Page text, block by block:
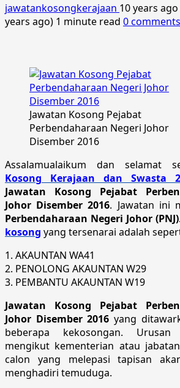
jawatankosongkerajaan 10 years
years ago) 1 minute read 0 comments
Jawatan Kosong Pejabat
Perbendaharaan Negeri Johor
Disember 2016
Assalamualaikum dan selamat
Kosong Kerajaan dan Swasta
Jawatan Kosong Pejabat
Johor Disember 2016. Jawatan ini
Perbendaharaan Negeri Johor (PNJ).
kosong yang tersenarai adalah
1. AKAUNTAN WA41
2. PENOLONG AKAUNTAN W29
3. PEMBANTU AKAUNTAN W19
Jawatan Kosong Pejabat
Johor Disember 2016 yang
beberapa kekosongan.
mengikut kementerian atau
calon yang melepasi tapisan
menghadiri temuduga.